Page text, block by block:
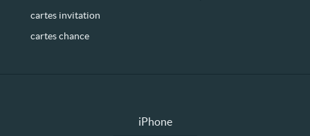
cartes invitation
cartes chance
iPhone